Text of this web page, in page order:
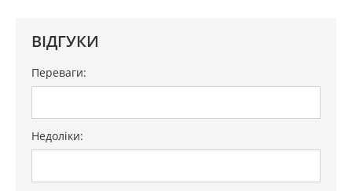
ВІДГУКИ
Переваги:
Недоліки: